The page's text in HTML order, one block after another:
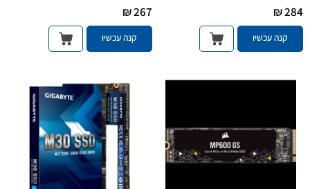
284 ₪
קנה עכשיו
267 ₪
קנה עכשיו